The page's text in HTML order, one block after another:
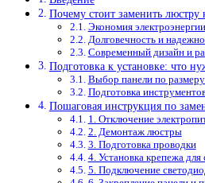
Почему стоит заменить люстру
Экономия
Долговечность и
Современный дизайн и
Подготовка к установке: что
Выбор панели по
Подготовка
Пошаговая инструкция по
1. Отключение
2. Демонтаж люстры
3. Подготовка проводки
4. Установка крепежа
5. Подключение